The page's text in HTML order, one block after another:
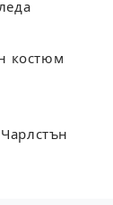
костюм